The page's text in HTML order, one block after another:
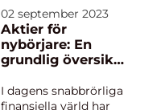
flashback” – en värld
av investeringar,
kunskapsutbyte och
diskussioner online. Vi
grundlig översikt...
02 september 2023
Aktier för
nybörjare: En
grundlig översikt
igång
I dagens snabbrörliga
finansiella värld har